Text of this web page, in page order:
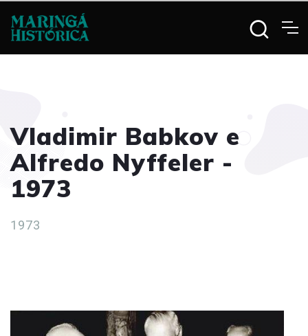
Vladimir Babkov e
Alfredo Nyffeler -
1973
1973